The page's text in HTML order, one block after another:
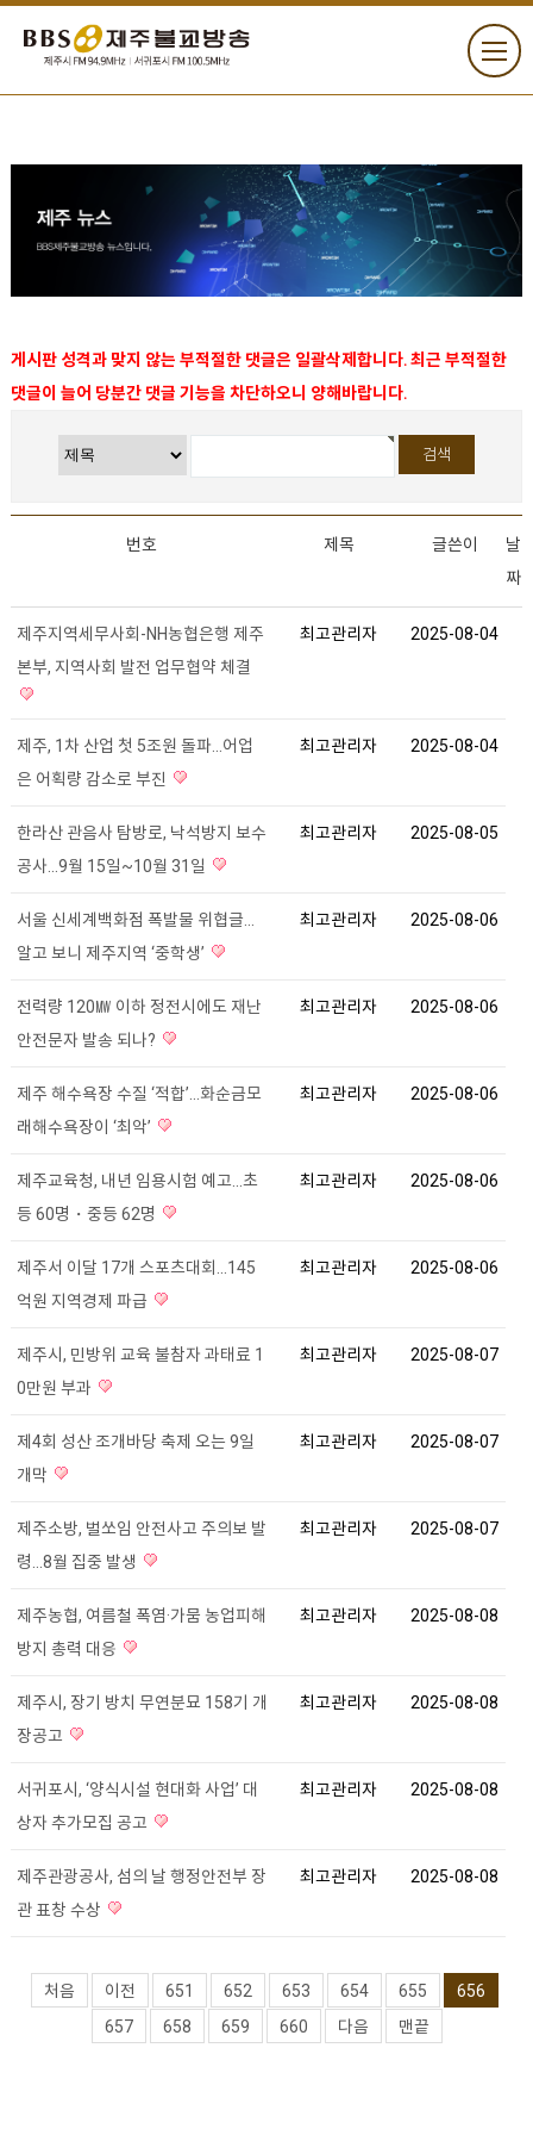
게시판 성격과 맞지 않는 부적절한 댓글은 일괄삭제합니다. 최근 부적절한
댓글이 늘어 당분간 댓글 기능을 차단하오니 양해바랍니다.
번호 제목 글쓴이
날
짜
제주지역세무사회-NH농협은행 제주
본부, 지역사회 발전 업무협약 체결
최고관리자 2025-08-04
제주, 1차 산업 첫 5조원 돌파...어업
은 어획량 감소로 부진
최고관리자 2025-08-04
한라산 관음사 탐방로, 낙석방지 보수
공사...9월 15일~10월 31일
최고관리자 2025-08-05
서울 신세계백화점 폭발물 위협글...
알고 보니 제주지역 ‘중학생’
최고관리자 2025-08-06
전력량 120㎿ 이하 정전시에도 재난
안전문자 발송 되나?
최고관리자 2025-08-06
제주 해수욕장 수질 ‘적합’...화순금모
래해수욕장이 ‘최악’
최고관리자 2025-08-06
제주교육청, 내년 임용시험 예고...초
등 60명・중등 62명
최고관리자 2025-08-06
제주서 이달 17개 스포츠대회...145
억원 지역경제 파급
최고관리자 2025-08-06
제주시, 민방위 교육 불참자 과태료 1
0만원 부과
최고관리자 2025-08-07
제4회 성산 조개바당 축제 오는 9일
개막
최고관리자 2025-08-07
제주소방, 벌쏘임 안전사고 주의보 발
령…8월 집중 발생
최고관리자 2025-08-07
제주농협, 여름철 폭염·가뭄 농업피해
방지 총력 대응
최고관리자 2025-08-08
제주시, 장기 방치 무연분묘 158기 개
장공고
최고관리자 2025-08-08
서귀포시, ‘양식시설 현대화 사업’ 대
상자 추가모집 공고
최고관리자 2025-08-08
제주관광공사, 섬의 날 행정안전부 장
관 표창 수상
최고관리자 2025-08-08
처음 이전 651 652 653 654 655
656
657
658 659 660 다음 맨끝